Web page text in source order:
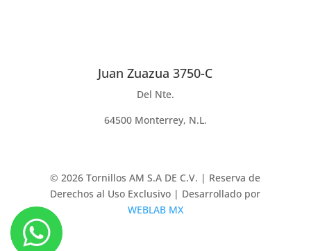
Juan Zuazua 3750-C
Del Nte.
64500 Monterrey, N.L.
© 2026 Tornillos AM S.A DE C.V. | Reserva de
Derechos al Uso Exclusivo | Desarrollado por
WEBLAB MX